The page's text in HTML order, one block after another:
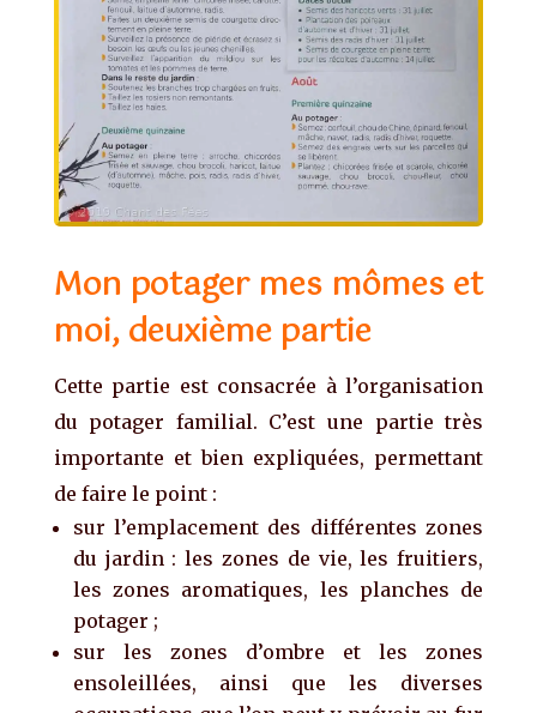
Mon potager mes mômes et
moi, deuxième partie
Cette partie est consacrée à l’organisation
du potager familial. C’est une partie très
importante et bien expliquées, permettant
de faire le point :
sur l’emplacement des différentes zones
du jardin : les zones de vie, les fruitiers,
les zones aromatiques, les planches de
potager ;
sur les zones d’ombre et les zones
ensoleillées, ainsi que les diverses